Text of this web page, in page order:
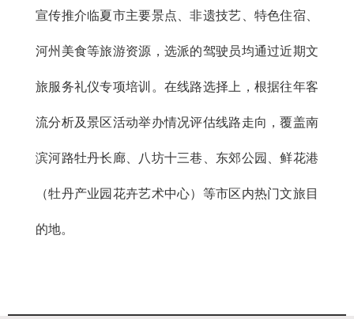
宣传推介临夏市主要景点、非遗技艺、特色住宿、
河州美食等旅游资源，选派的驾驶员均通过近期文
旅服务礼仪专项培训。在线路选择上，根据往年客
流分析及景区活动举办情况评估线路走向，覆盖南
滨河路牡丹长廊、八坊十三巷、东郊公园、鲜花港
（牡丹产业园花卉艺术中心）等市区内热门文旅目
的地。